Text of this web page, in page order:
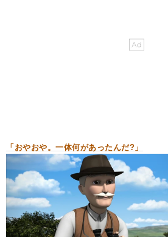
「おやおや。一体何があったんだ?」